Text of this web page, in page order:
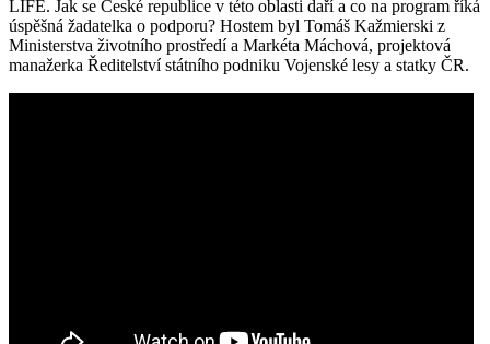
LIFE. Jak se České republice v této oblasti daří a co na program říká
úspěšná žadatelka o podporu? Hostem byl Tomáš Kažmierski z
Ministerstva životního prostředí a Markéta Máchová, projektová
manažerka Ředitelství státního podniku Vojenské lesy a statky ČR.